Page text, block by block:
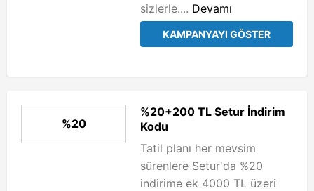
sizlerle.... Devamı
KAMPANYAYI GÖSTER
%20
%20+200 TL Setur İndirim
Kodu
Tatil planı her mevsim
sürenlere Setur'da %20
indirime ek 4000 TL üzeri